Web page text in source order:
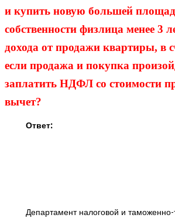
и купить новую большей
собственности физлица менее
дохода от продажи квартиры, в
если продажа и покупка
заплатить НДФЛ со стоимости
вычет?
Ответ:
Департамент налоговой и